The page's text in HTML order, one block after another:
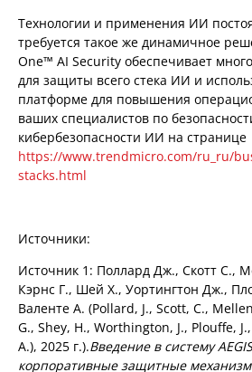
Технологии и применения ИИ
требуется такое же динамичное
One™ AI Security обеспечивает
для защиты всего стека ИИ и
платформе для повышения
ваших специалистов по
кибербезопасности ИИ на странице
https://www.trendmicro.com/ru_ru/
stacks.html
Источники:
Источник 1: Поллард Дж., Скотт С.,
Кэрнс Г., Шей Х., Уортингтон Дж.,
Валенте А. (Pollard, J., Scott, C.,
G., Shey, H., Worthington, J., Plouffe,
A.), 2025 г.).Введение в систему
корпоративные защитные